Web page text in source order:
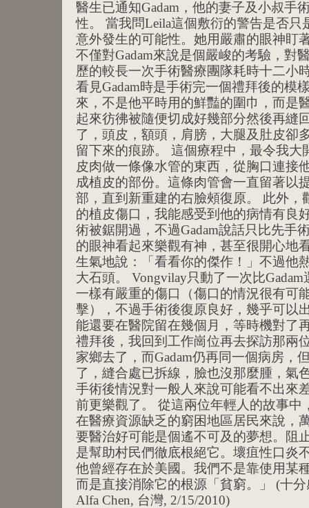
醫生已通知Gadam，他的妻子及小叔手
性。 當我問Leila這個敷衍的警告是否只
意外發生的可能性。她用嚴肅的眼神盯
不僅對Gadam來說是個嚴峻的考驗，對
歷的較長一次手術醫療團隊耗時十二小
看見Gadam時是手術完一個禮拜後的模
來，不是他平時用的鮮豔的圍巾，而是
起來彷彿被隨便切成好幾部分然後再縫
了，頭皮，額頭，肩膀，大腿及肚皮卻
留下來的痕跡。 這個療程中，最令我大
皮肉做一條像水管的東西，從胸口連接
成植皮的部份。這條肉管會一直留著以
部，直到新重建的右臉頰復原。 此外，
的植皮傷口，我能感受到他的病情有良
術被鋸開過，不過Gadam說話只比先手
的眼神看起來樂觀有神，甚至很開心地
生氣地說：「看看你的傑作！」不過他
大石頭。 Vongvilay只動了一次比
一樣有嚴重的傷口（傷口的情況很有可
擊），不過手術後復原良好，幾乎可以
能還要在醫院留在幾個月，等時機對了
禮拜後，我回到工作崗位再去探訪那兩
家鄉去了，而Gadam仍再同一個病房，
了，縫合處已拆線，臉也沒那麼腫，氣
手術後情況對一般人來說可能看不出來
前更樂觀了。 從這兩位年輕人的故事中
在醫療資源缺乏的窮困地區居民來說，
要醫治好可能是個遙不可及的夢想。阻
是幫助村民們徹底根絕它。壞疽性口炎
他曾經存在於美國。我們不是靠使用某
而是直接消除它的根源「貧窮。」 (十
Alfa Chen, 台灣, 2/15/2010)